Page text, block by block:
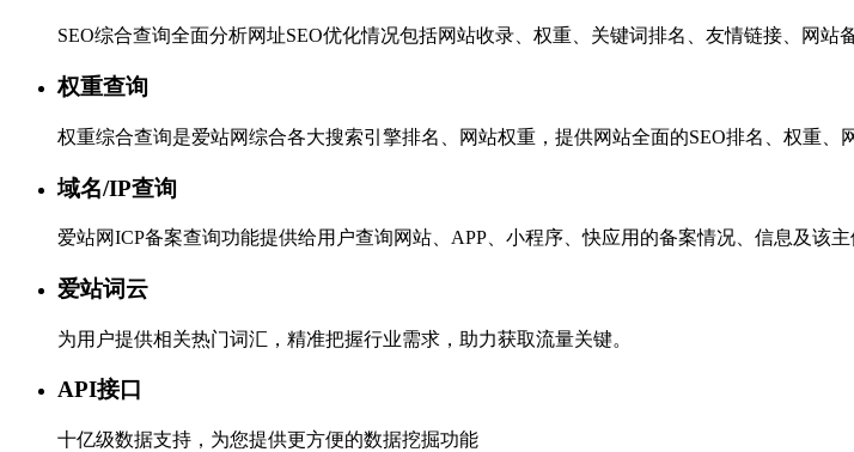
SEO综合查询全面分析网址SEO优化情况包括网站收录、权重、关键词排名、友情链接、网站
权重查询
权重综合查询是爱站网综合各大搜索引擎排名、网站权重，提供网站全面的SEO排名、权重、
域名/IP查询
爱站网ICP备案查询功能提供给用户查询网站、APP、小程序、快应用的备案情况、信息及该
爱站词云
为用户提供相关热门词汇，精准把握行业需求，助力获取流量关键。
API接口
十亿级数据支持，为您提供更方便的数据挖掘功能